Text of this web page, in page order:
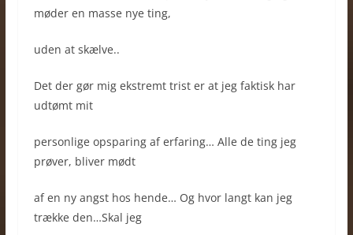
møder en masse nye ting,
uden at skælve..
Det der gør mig ekstremt trist er at jeg faktisk har
udtømt mit
personlige opsparing af erfaring… Alle de ting jeg
prøver, bliver mødt
af en ny angst hos hende… Og hvor langt kan jeg
trække den…Skal jeg